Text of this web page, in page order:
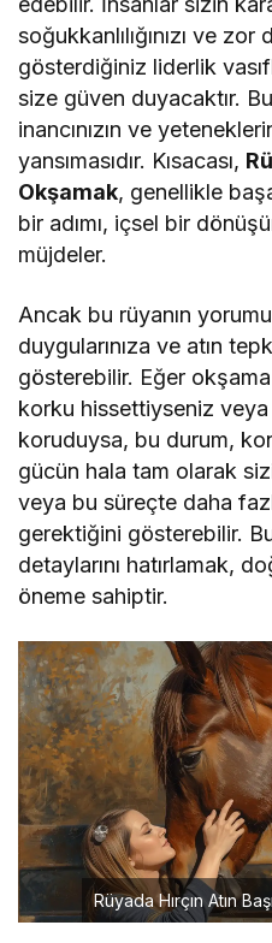
soğukkanlılığınızı ve zor
gösterdiğiniz liderlik
size güven duyacaktır.
inancınızın ve
yansımasıdır. Kısacası,
Okşamak, genellikle
bir adımı, içsel bir
müjdeler.
Ancak bu rüyanın
duygularınıza ve atın
gösterebilir. Eğer okşama
korku hissettiyseniz veya
koruduysa, bu durum,
gücün hala tam olarak
veya bu süreçte daha
gerektiğini gösterebilir.
detaylarını hatırlamak,
öneme sahiptir.
Rüyada Hırçın Atın